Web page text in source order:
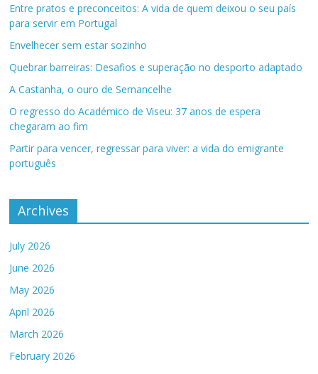
Entre pratos e preconceitos: A vida de quem deixou o seu país
para servir em Portugal
Envelhecer sem estar sozinho
Quebrar barreiras: Desafios e superação no desporto adaptado
A Castanha, o ouro de Sernancelhe
O regresso do Académico de Viseu: 37 anos de espera
chegaram ao fim
Partir para vencer, regressar para viver: a vida do emigrante
português
Archives
July 2026
June 2026
May 2026
April 2026
March 2026
February 2026